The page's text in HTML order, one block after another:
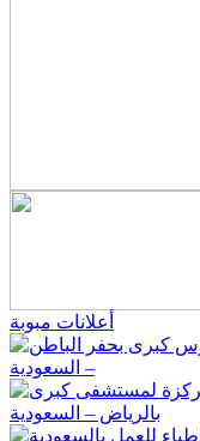
أعلانات مبوبة